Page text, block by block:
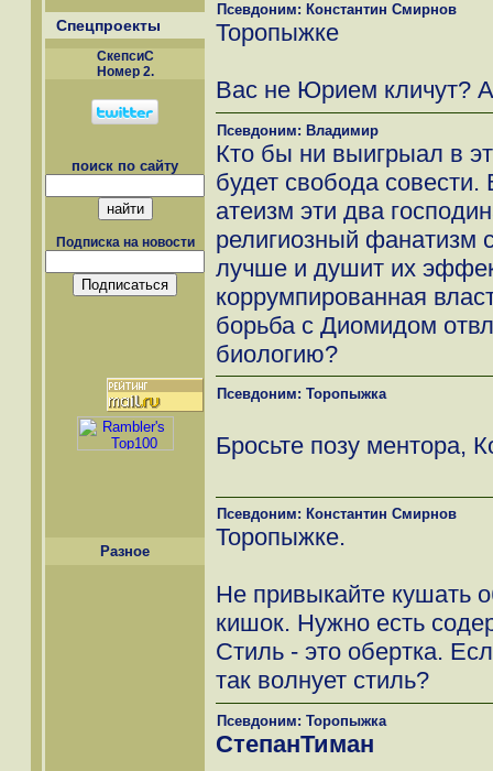
Спецпроекты
СкепсиС
Номер 2.
поиск по сайту
Подписка на новости
Разное
Псевдоним: Константин Смирнов
Торопыжке
Вас не Юрием кличут? А
Псевдоним: Владимир
Кто бы ни выигрыал в
будет свобода
атеизм эти два
религиозный фанатизм
лучше и душит их
коррумпированная
борьба с Диомидом
биологию?
Псевдоним: Торопыжка
Бросьте позу ментора,
Псевдоним: Константин Смирнов
Торопыжке.
Не привыкайте кушать
кишок. Нужно есть
Стиль - это обертка.
так волнует стиль?
Псевдоним: Торопыжка
СтепанТиман